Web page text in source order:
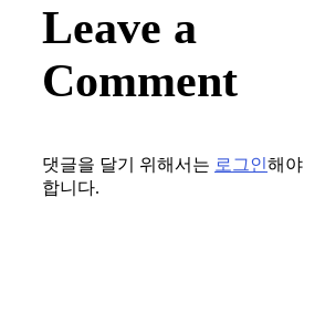
Leave a
Comment
댓글을 달기 위해서는 로그인해야
합니다.